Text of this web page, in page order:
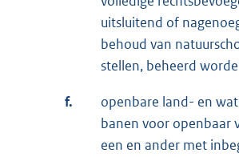
uitsluitend of
behoud van
stellen, beheerd
f.
openbare land- en
banen voor openbaar
een en ander met